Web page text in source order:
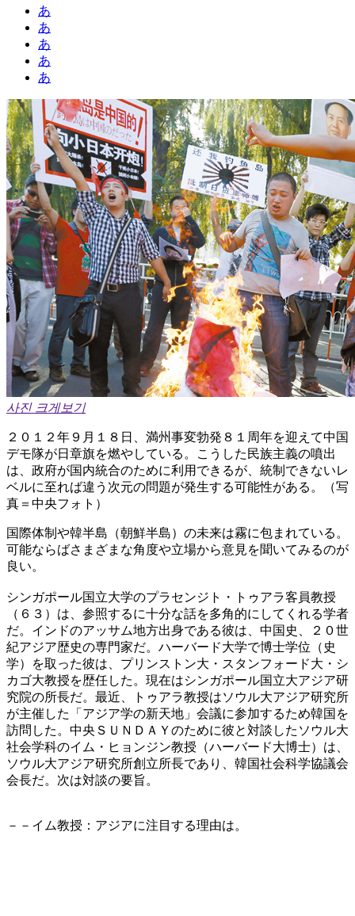
あ
あ
あ
あ
あ
사진 크게보기
２０１２年９月１８日、満州事変勃発８１周年を迎えて中国
デモ隊が日章旗を燃やしている。こうした民族主義の噴出
は、政府が国内統合のために利用できるが、統制できないレ
ベルに至れば違う次元の問題が発生する可能性がある。（写
真＝中央フォト）
国際体制や韓半島（朝鮮半島）の未来は霧に包まれている。
可能ならばさまざまな角度や立場から意見を聞いてみるのが
良い。
シンガポール国立大学のプラセンジト・トゥアラ客員教授
（６３）は、参照するに十分な話を多角的にしてくれる学者
だ。インドのアッサム地方出身である彼は、中国史、２０世
紀アジア歴史の専門家だ。ハーバード大学で博士学位（史
学）を取った彼は、プリンストン大・スタンフォード大・シ
カゴ大教授を歴任した。現在はシンガポール国立大アジア研
究院の所長だ。最近、トゥアラ教授はソウル大アジア研究所
が主催した「アジア学の新天地」会議に参加するため韓国を
訪問した。中央ＳＵＮＤＡＹのために彼と対談したソウル大
社会学科のイム・ヒョンジン教授（ハーバード大博士）は、
ソウル大アジア研究所創立所長であり、韓国社会科学協議会
会長だ。次は対談の要旨。
－－イム教授：アジアに注目する理由は。